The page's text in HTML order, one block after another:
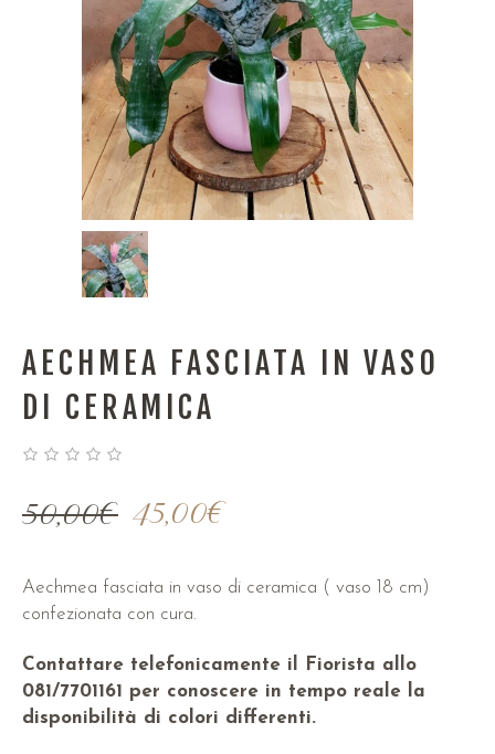
AECHMEA FASCIATA IN VASO
DI CERAMICA
50,00€ 45,00€
Aechmea fasciata in vaso di ceramica ( vaso 18 cm)
confezionata con cura.
Contattare telefonicamente il Fiorista allo
081/7701161 per conoscere in tempo reale la
disponibilità di colori differenti.